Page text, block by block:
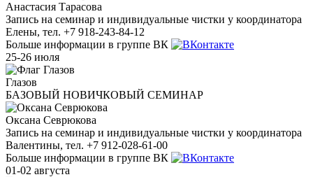
Анастасия Тарасова
Запись на семинар и индивидуальные чистки у координатора
Елены, тел. +7 918-243-84-12
Больше информации в группе ВК
25-26 июля
Глазов
БАЗОВЫЙ НОВИЧКОВЫЙ СЕМИНАР
Оксана Севрюкова
Запись на семинар и индивидуальные чистки у координатора
Валентины, тел. +7 912-028-61-00
Больше информации в группе ВК
01-02 августа